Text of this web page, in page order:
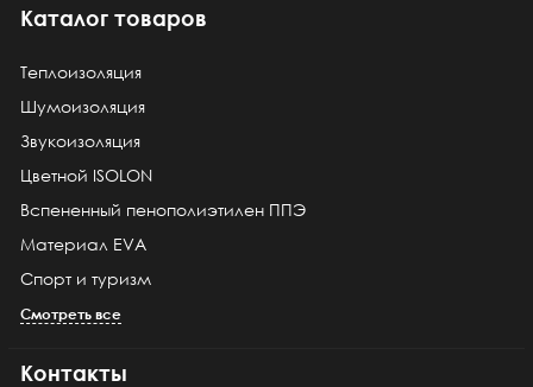
Каталог товаров
Теплоизоляция
Шумоизоляция
Звукоизоляция
Цветной ISOLON
Вспененный пенополиэтилен ППЭ
Материал EVA
Спорт и туризм
Смотреть все
Контакты